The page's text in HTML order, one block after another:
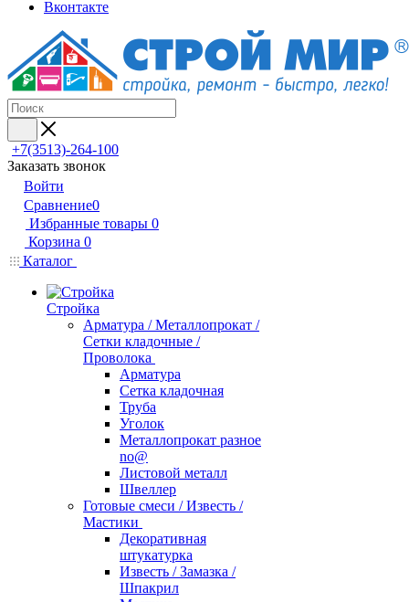
Вконтакте
+7(3513)-264-100
Заказать звонок
Войти
Сравнение0
Избранные товары 0
Корзина 0
Каталог
Стройка
Арматура / Металлопрокат /
Сетки кладочные /
Проволока
Арматура
Сетка кладочная
Труба
Уголок
Металлопрокат разное
no@
Листовой металл
Швеллер
Готовые смеси / Известь /
Мастики
Декоративная
штукатурка
Известь / Замазка /
Шпакрил